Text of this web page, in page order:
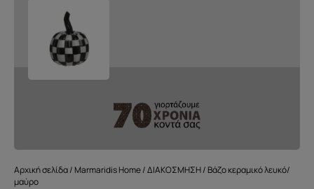
Αρχική σελίδα/ Marmaridis Home/ΔΙΑΚΟΣΜΗΣΗ/ Βάζο κεραμικό λευκό/
μαύρο